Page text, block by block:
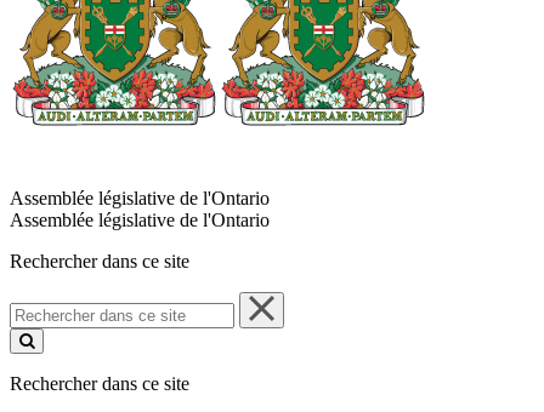
Assemblée législative de l'Ontario
Assemblée législative de l'Ontario
Rechercher dans ce site
Rechercher
dans
ce
Rechercher dans ce site